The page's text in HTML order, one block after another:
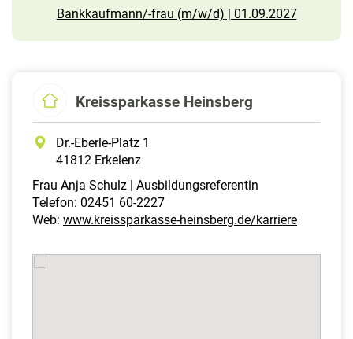
Bankkaufmann/-frau (m/w/d) | 01.09.2027
Kreissparkasse Heinsberg
Dr.-Eberle-Platz 1
41812 Erkelenz
Frau Anja Schulz | Ausbildungsreferentin
Telefon: 02451 60-2227
Web: www.kreissparkasse-heinsberg.de/karriere